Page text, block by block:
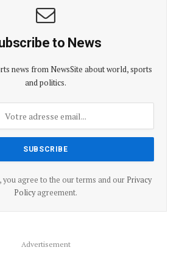
to News
news from NewsSite about world, sports
and politics.
you agree to the our terms and our Privacy
Policyagreement.
Advertisement